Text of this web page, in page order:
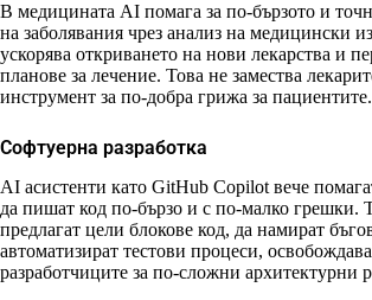
В медицината AI помага за по-бързото и
на заболявания чрез анализ на медицински
ускорява откриването на нови лекарства и
планове за лечение. Това не замества
инструмент за по-добра грижа за пациентите.
Софтуерна разработка
AI асистенти като GitHub Copilot вече
да пишат код по-бързо и с по-малко грешки.
предлагат цели блокове код, да намират
автоматизират тестови процеси,
разработчиците за по-сложни архитектурни